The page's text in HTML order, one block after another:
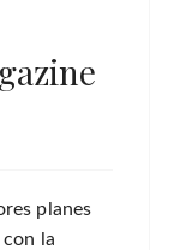
planes
la